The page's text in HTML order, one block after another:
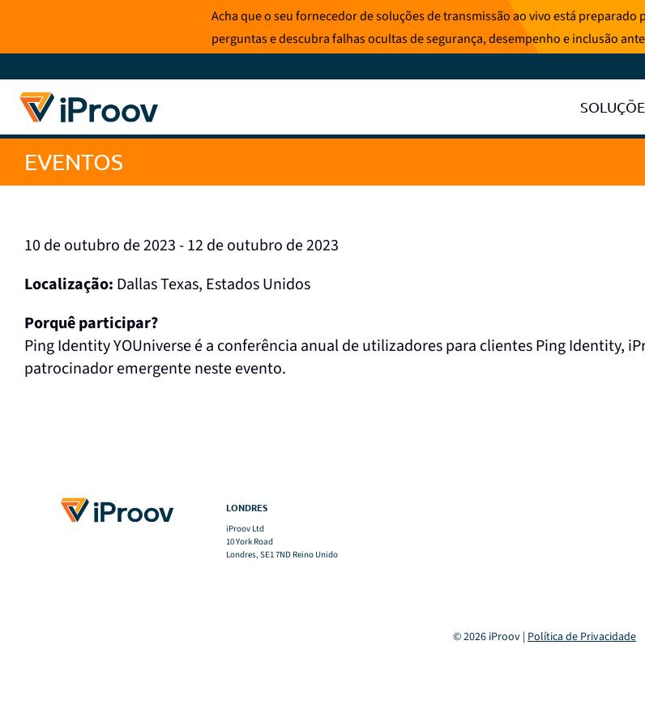
o
conteúdo
Acha que o seu fornecedor de soluções de transmissão ao vivo está
perguntas e descubra falhas ocultas de segurança, desempenho e inclusão
EVENTOS
10 de outubro de 2023 - 12 de outubro de 2023
Localização: Dallas Texas, Estados Unidos
Porquê participar?
Ping Identity YOUniverse é a conferência anual de utilizadores para clientes Ping Identity,
patrocinador emergente neste evento.
LONDRES
iProov Ltd
10 York Road
Londres, SE1 7ND Reino Unido
© 2026 iProov | Política de Privacidade